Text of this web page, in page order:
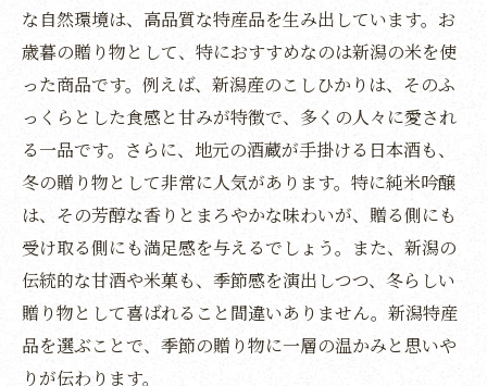
お歳暮に最適な新潟の心温まる贈り物
新潟の特産品をお歳暮に選ぶ理由
お歳暮の選び方新潟県の豊かな自然の恵み
新潟県の自然が育むお歳暮ギフト
豊かな自然から生まれる新潟の贈り物
新潟の自然素材で心温まるお歳暮を
お歳暮に選ぶ新潟の自然の恵み
自然の恵みが詰まった新潟のお歳暮
新潟の自然を感じる贈り物選び
贈り物の季節新潟のお歳暮で感謝を伝える
な自然環境は、高品質な特産品を生み出しています。お
歳暮の贈り物として、特におすすめなのは新潟の米を使
った商品です。例えば、新潟産のこしひかりは、そのふ
っくらとした食感と甘みが特徴で、多くの人々に愛され
る一品です。さらに、地元の酒蔵が手掛ける日本酒も、
冬の贈り物として非常に人気があります。特に純米吟醸
は、その芳醇な香りとまろやかな味わいが、贈る側にも
受け取る側にも満足感を与えるでしょう。また、新潟の
伝統的な甘酒や米菓も、季節感を演出しつつ、冬らしい
贈り物として喜ばれること間違いありません。新潟特産
品を選ぶことで、季節の贈り物に一層の温かみと思いや
りが伝わります。